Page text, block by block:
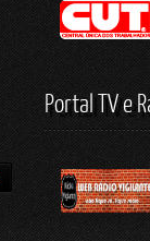
Portal TV e